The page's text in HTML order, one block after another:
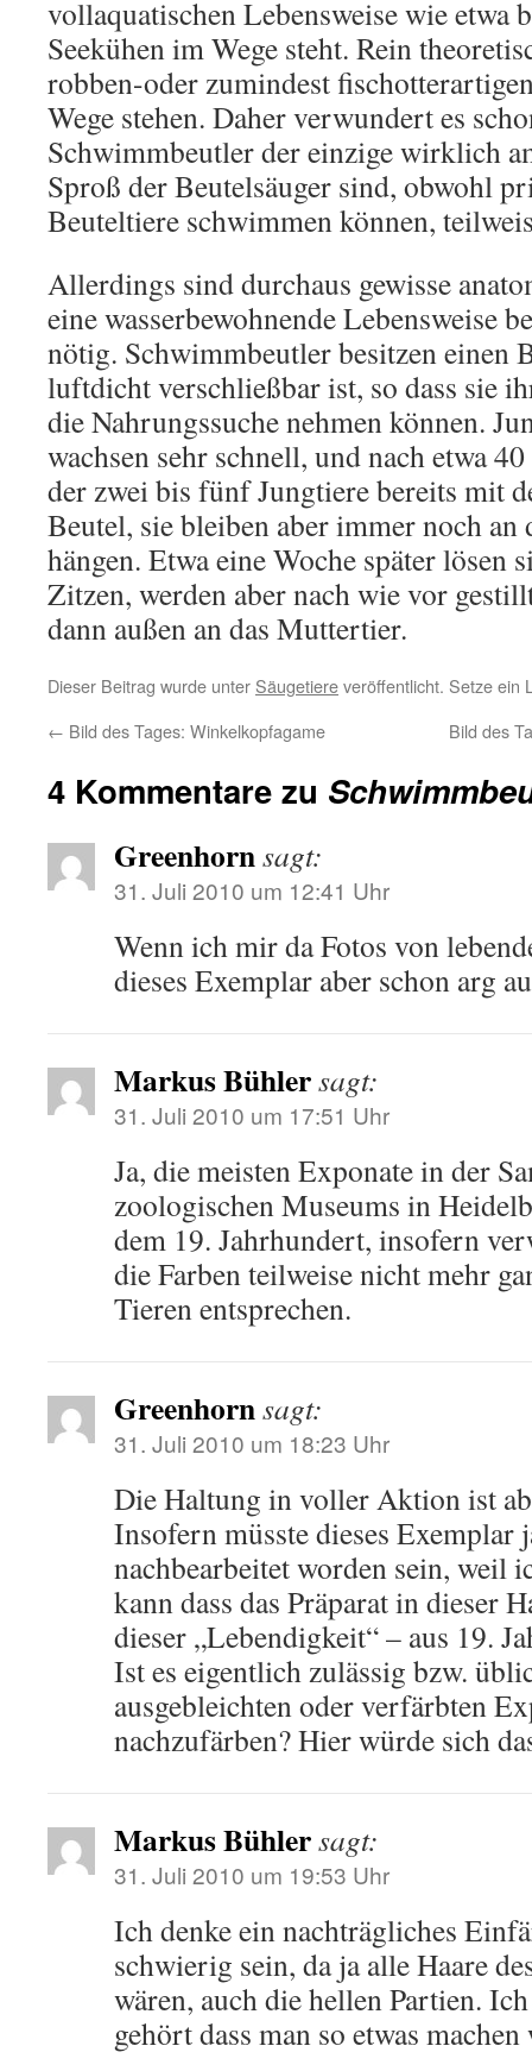
vollaquatischen Lebensweise wie etwa
Seekühen im Wege steht. Rein
robben-oder zumindest
Wege stehen. Daher verwundert es
Schwimmbeutler der einzige wirklich
Sproß der Beutelsäuger sind, obwohl
Beuteltiere schwimmen können,
Allerdings sind durchaus gewisse
eine wasserbewohnende Lebensweise
nötig. Schwimmbeutler besitzen einen
luftdicht verschließbar ist, so dass sie
die Nahrungssuche nehmen können.
wachsen sehr schnell, und nach etwa
der zwei bis fünf Jungtiere bereits mit
Beutel, sie bleiben aber immer noch
hängen. Etwa eine Woche später lösen
Zitzen, werden aber nach wie vor
dann außen an das Muttertier.
Dieser Beitrag wurde unter Säugetiereveröffentlicht. Setze ein
← Bild des Tages: Winkelkopfagame Bild des
4 Kommentare zu
Greenhornsagt:
31. Juli 2010 um 12:41 Uhr
Wenn ich mir da Fotos von
dieses Exemplar aber schon arg
Markus Bühlersagt:
31. Juli 2010 um 17:51 Uhr
Ja, die meisten Exponate in der
zoologischen Museums in
dem 19. Jahrhundert, insofern
die Farben teilweise nicht mehr
Tieren entsprechen.
Greenhornsagt:
31. Juli 2010 um 18:23 Uhr
Die Haltung in voller Aktion ist
Insofern müsste dieses
nachbearbeitet worden sein, weil
kann dass das Präparat in dieser
dieser „Lebendigkeit“ – aus 19.
Ist es eigentlich zulässig bzw.
ausgebleichten oder verfärbten
nachzufärben? Hier würde sich
Markus Bühlersagt:
31. Juli 2010 um 19:53 Uhr
Ich denke ein nachträgliches
schwierig sein, da ja alle Haare
wären, auch die hellen Partien.
gehört dass man so etwas